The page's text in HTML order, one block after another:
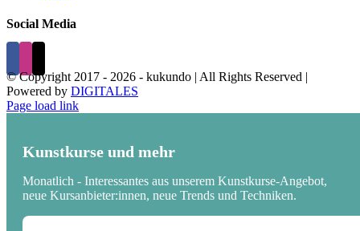
Social Media
© Copyright 2017 - 2026 - kukundo | All Rights Reserved |
Powered by DIGITALES
Page load link
Kunstkurse und mehr
Monatlich - Interessantes aus unserem Kunstkurse-Angebot,
neue Kursanbieter:innen, neue Trends und Techniken.